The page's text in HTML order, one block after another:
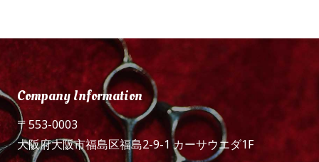
Company Information
〒553-0003
大阪府大阪市福島区福島2-9-1 カーサウエダ1F